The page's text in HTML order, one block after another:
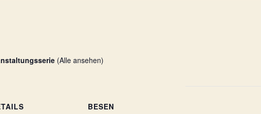
(Alle ansehen)
BESEN